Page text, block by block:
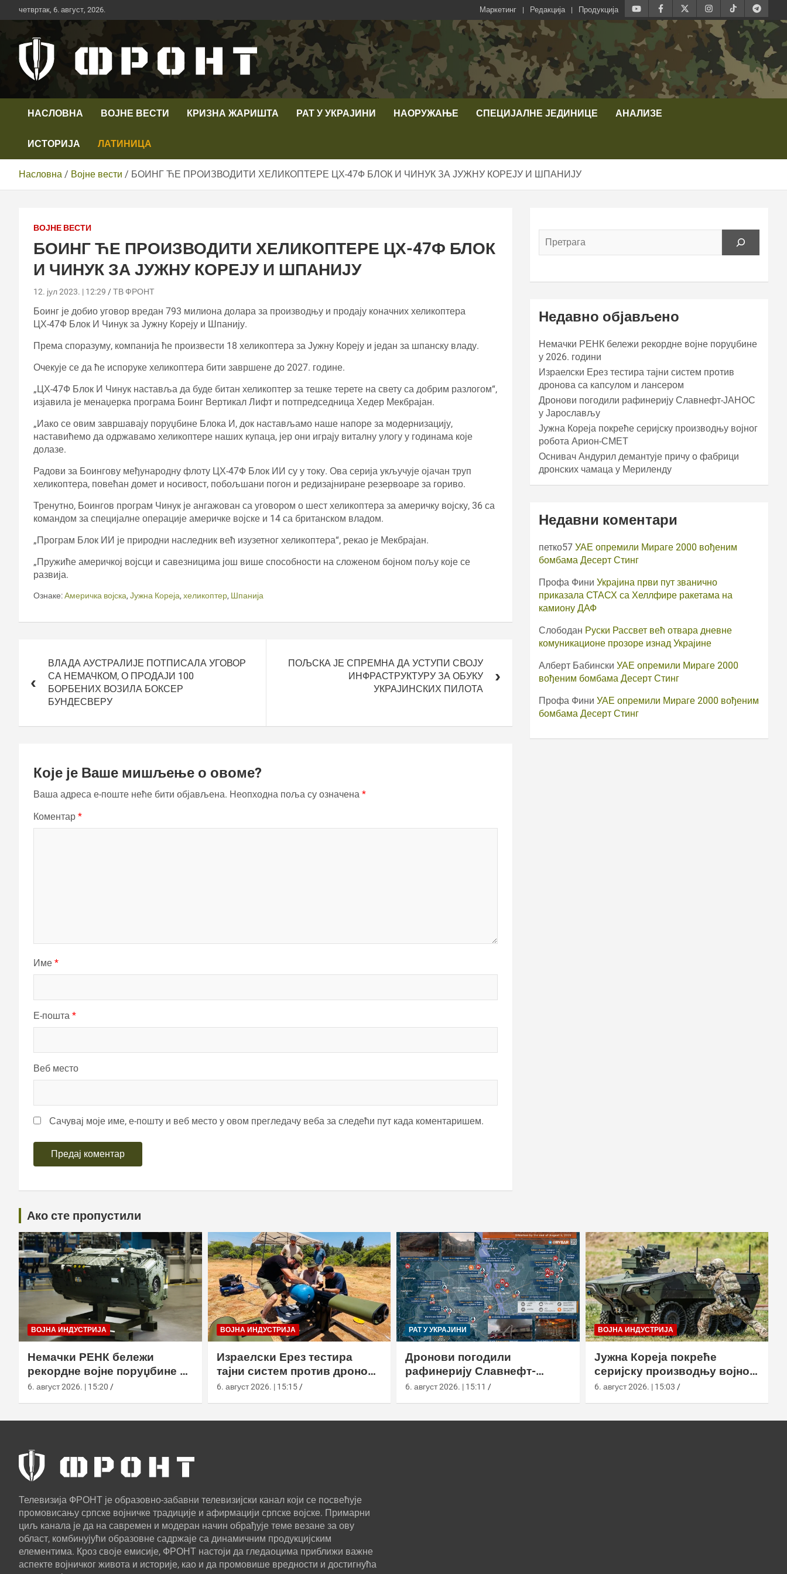
Скип
то
четвртак, 6. август, 2026. Маркетинг Редакција Продукција
Телевизија ФРОНТ
НАСЛОВНА ВОЈНЕ ВЕСТИ КРИЗНА ЖАРИШТА РАТ У УКРАЈИНИ НАОРУЖАЊЕ СПЕЦИЈАЛНЕ ЈЕДИНИЦЕ АНАЛИЗЕ
ИСТОРИЈА ЛАТИНИЦА
Насловна Војне вести БОИНГ ЋЕ ПРОИЗВОДИТИ ХЕЛИКОПТЕРЕ ЦХ-47Ф БЛОК И ЧИНУК ЗА ЈУЖНУ КОРЕЈУ И ШПАНИЈУ
ВОЈНЕ ВЕСТИ
БОИНГ ЋЕ ПРОИЗВОДИТИ ХЕЛИКОПТЕРЕ ЦХ-47Ф БЛОК
И ЧИНУК ЗА ЈУЖНУ КОРЕЈУ И ШПАНИЈУ
12. јул 2023. | 12:29 ТВ ФРОНТ
Боинг је добио уговор вредан 793 милиона долара за производњу и продају коначних хеликоптера
ЦХ-47Ф Блок И Чинук за Јужну Кореју и Шпанију.
Према споразуму, компанија ће произвести 18 хеликоптера за Јужну Кореју и један за шпанску владу.
Очекује се да ће испоруке хеликоптера бити завршене до 2027. године.
„ЦХ-47Ф Блок И Чинук наставља да буде битан хеликоптер за тешке терете на свету са добрим разлогом“,
изјавила је менаџерка програма Боинг Вертикал Лифт и потпредседница Хедер Мекбрајан.
„Иако се овим завршавају поруџбине Блока И, док настављамо наше напоре за модернизацију,
наставићемо да одржавамо хеликоптере наших купаца, јер они играју виталну улогу у годинама које
долазе.
Радови за Боингову међународну флоту ЦХ-47Ф Блок ИИ су у току. Ова серија укључује ојачан труп
хеликоптера, повећан домет и носивост, побољшани погон и редизајниране резервоаре за гориво.
Тренутно, Боингов програм Чинук је ангажован са уговором о шест хеликоптера за америчку војску, 36 са
командом за специјалне операције америчке војске и 14 са британском владом.
„Програм Блок ИИ је природни наследник већ изузетног хеликоптера“, рекао је Мекбрајан.
„Пружиће америчкој војсци и савезницима још више способности на сложеном бојном пољу које се
развија.
Ознаке:Америчка војска, Јужна Кореја, хеликоптер, Шпанија
чланкаВЛАДА АУСТРАЛИЈЕ ПОТПИСАЛА УГОВОР
СА НЕМАЧКОМ, О ПРОДАЈИ 100
БОРБЕНИХ ВОЗИЛА БОКСЕР
БУНДЕСВЕРУ
ПОЉСКА ЈЕ СПРЕМНА ДА УСТУПИ СВОЈУ
ИНФРАСТРУКТУРУ ЗА ОБУКУ
УКРАЈИНСКИХ ПИЛОТА
Које је Ваше мишљење о овоме?
Ваша адреса е-поште неће бити објављена. Неопходна поља су означена *
Коментар *
Име *
Е-пошта *
Веб место
Сачувај моје име, е-пошту и веб место у овом прегледачу веба за следећи пут када коментаришем.
Недавно објављено
Немачки РЕНК бележи рекордне војне поруџбине
у 2026. години
Израелски Ерез тестира тајни систем против
дронова са капсулом и лансером
Дронови погодили рафинерију Славнефт-ЈАНОС
у Јарослављу
Јужна Кореја покреће серијску производњу војног
робота Арион-СМЕТ
Оснивач Андурил демантује причу о фабрици
дронских чамаца у Мериленду
Недавни коментари
петко57 УАЕ опремили Мираге 2000 вођеним
бомбама Десерт Стинг
Профа Фини Украјина први пут званично
приказала СТАСХ са Хеллфире ракетама на
камиону ДАФ
Слободан Руски Рассвет већ отвара дневне
комуникационе прозоре изнад Украјине
Алберт Бабински УАЕ опремили Мираге 2000
вођеним бомбама Десерт Стинг
Профа Фини УАЕ опремили Мираге 2000 вођеним
бомбама Десерт Стинг
Ако сте пропустили
ВОЈНА ИНДУСТРИЈА
Немачки РЕНК бележи
рекордне војне поруџбине у
2026. години
6. август 2026. | 15:20
ВОЈНА ИНДУСТРИЈА
Израелски Ерез тестира
тајни систем против дронова
са капсулом и лансером
6. август 2026. | 15:15
РАТ У УКРАЈИНИ
Дронови погодили
рафинерију Славнефт-
ЈАНОС у Јарослављу
6. август 2026. | 15:11
ВОЈНА ИНДУСТРИЈА
Јужна Кореја покреће
серијску производњу војног
робота Арион-СМЕТ
6. август 2026. | 15:03
Телевизија ФРОНТ је образовно-забавни телевизијски канал који се посвећује
промовисању српске војничке традиције и афирмацији српске војске. Примарни
циљ канала је да на савремен и модеран начин обрађује теме везане за ову
област, комбинујући образовне садржаје са динамичним продукцијским
елементима. Кроз своје емисије, ФРОНТ настоји да гледаоцима приближи важне
аспекте војничког живота и историје, као и да промовише вредности и достигнућа